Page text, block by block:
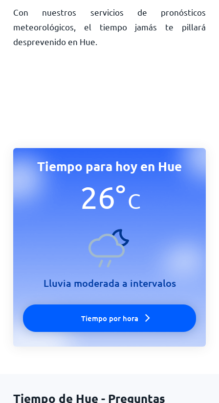
Con nuestros servicios de pronósticos
meteorológicos, el tiempo jamás te pillará
desprevenido en Hue.
Tiempo para hoy en Hue
26°C
Lluvia moderada a intervalos
Tiempo por hora
Tiempo de Hue - Preguntas